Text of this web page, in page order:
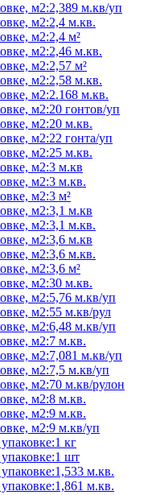
м2:2,389 м.кв/уп
м2:2,4 м.кв.
м2:2,4 м²
м2:2,46 м.кв.
м2:2,57 м²
м2:2,58 м.кв.
м2:2.168 м.кв.
м2:20 гонтов/уп
м2:20 м.кв.
м2:22 гонта/уп
м2:25 м.кв.
м2:3 м.кв
м2:3 м.кв.
м2:3 м²
м2:3,1 м.кв
м2:3,1 м.кв.
м2:3,6 м.кв
м2:3,6 м.кв.
м2:3,6 м²
м2:30 м.кв.
м2:5,76 м.кв/уп
м2:55 м.кв/рул
м2:6,48 м.кв/уп
м2:7 м.кв.
м2:7,081 м.кв/уп
м2:7,5 м.кв/уп
м2:70 м.кв/рулон
м2:8 м.кв.
м2:9 м.кв.
м2:9 м.кв/уп
кг
шт
м.кв.
м.кв.